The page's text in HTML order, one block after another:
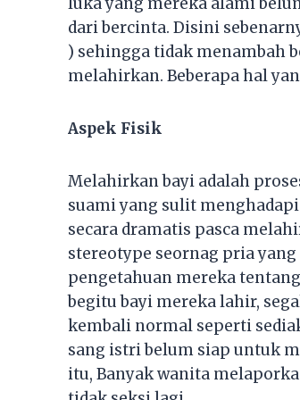
dari bercinta. Disini
) sehingga tidak menambah
melahirkan. Beberapa hal
Aspek Fisik
Melahirkan bayi adalah
suami yang sulit
secara dramatis pasca
stereotype seornag pria
pengetahuan mereka
begitu bayi mereka lahir,
kembali normal seperti
sang istri belum siap untuk
itu, Banyak wanita